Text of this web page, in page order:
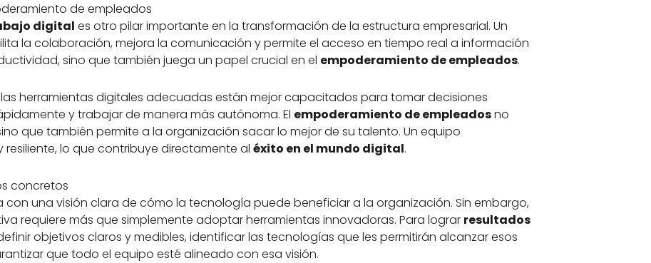
de empleados
digital es otro pilar importante en la transformación de la estructura empresarial. Un
la colaboración, mejora la comunicación y permite el acceso en tiempo real a información
sino que también juega un papel crucial en el empoderamiento de empleados.
herramientas digitales adecuadas están mejor capacitados para tomar decisiones
y trabajar de manera más autónoma. El empoderamiento de empleadosno
que también permite a la organización sacar lo mejor de su talento. Un equipo
lo que contribuye directamente al éxito en el mundo digital.
concretos
con una visión clara de cómo la tecnología puede beneficiar a la organización. Sin embargo,
requiere más que simplemente adoptar herramientas innovadoras. Para lograr resultados
objetivos claros y medibles, identificar las tecnologías que les permitirán alcanzar esos
que todo el equipo esté alineado con esa visión.